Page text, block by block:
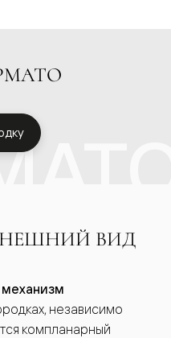
ВИД
независимо
компланарный